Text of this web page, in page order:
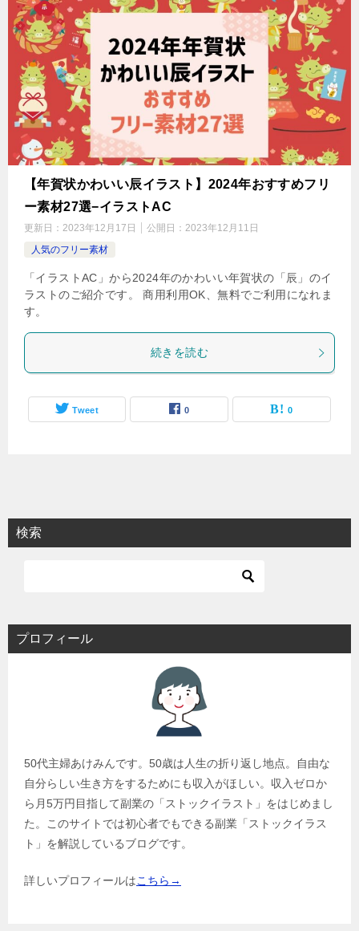
【年賀状かわいい辰イラスト】2024年おすすめフリ
ー素材27選−イラストAC
更新日： 2023年12月17日 公開日： 2023年12月11日
人気のフリー素材
「イラストAC」から2024年のかわいい年賀状の「辰」のイ
ラストのご紹介です。 商用利用OK、無料でご利用になれま
す。
続きを読む
Tweet 0 0
検索
プロフィール
50代主婦あけみんです。50歳は人生の折り返し地点。自由な
自分らしい生き方をするためにも収入がほしい。収入ゼロか
ら月5万円目指して副業の「ストックイラスト」をはじめまし
た。このサイトでは初心者でもできる副業「ストックイラス
ト」を解説しているブログです。
詳しいプロフィールはこちら→